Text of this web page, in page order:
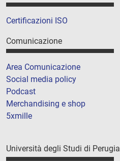
Certificazioni ISO
Comunicazione
Area Comunicazione
Social media policy
Podcast
Merchandising e shop
5xmille
Università degli Studi di Perugia